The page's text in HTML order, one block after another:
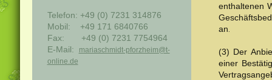
enthaltenen
an
(3) Der
einer
Telefon: +49 (0) 7231 314876
Mobil: +49 171 6840766
Fax: +49 (0) 7231 7754964
E-Mail:
mariaschmidt-pforzheim@t-
online.de